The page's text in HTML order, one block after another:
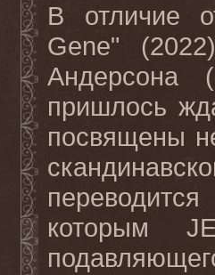
В отличие
Gene"
Андерсона
пришлось
посвящены
которым